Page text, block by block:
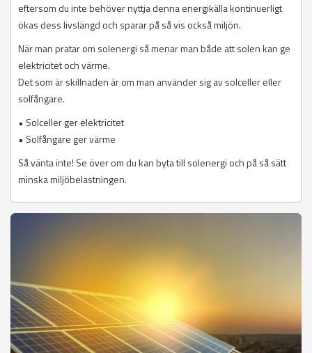
eftersom du inte behöver nyttja denna energikälla kontinuerligt
ökas dess livslängd och sparar på så vis också miljön.
När man pratar om solenergi så menar man både att solen kan ge
elektricitet och värme.
Det som är skillnaden är om man använder sig av solceller eller
solfångare.
• Solceller ger elektricitet
• Solfångare ger värme
Så vänta inte! Se över om du kan byta till solenergi och på så sätt
minska miljöbelastningen.